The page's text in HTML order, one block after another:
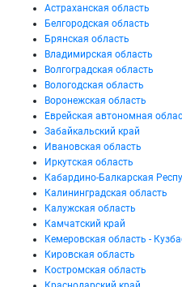
Астраханская область
Белгородская область
Брянская область
Владимирская область
Волгоградская область
Вологодская область
Воронежская область
Еврейская автономная
Забайкальский край
Ивановская область
Иркутская область
Кабардино-Балкарская
Калининградская область
Калужская область
Камчатский край
Кемеровская область -
Кировская область
Костромская область